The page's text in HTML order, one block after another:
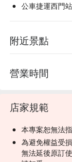
公車捷運西門
附近景點
營業時間
店家規範
本專案恕無法
為避免權益受
無法延後原訂